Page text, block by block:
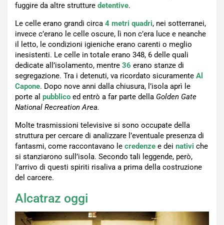
fuggire da altre strutture detentive.
Le celle erano grandi circa 4 metri quadri, nei sotterranei,
invece c’erano le celle oscure, lì non c’era luce e neanche
il letto, le condizioni igieniche erano carenti o meglio
inesistenti. Le celle in totale erano 348, 6 delle quali
dedicate all’isolamento, mentre 36 erano stanze di
segregazione. Tra i detenuti, va ricordato sicuramente Al
Capone. Dopo nove anni dalla chiusura, l’isola aprì le
porte al pubblico ed entrò a far parte della Golden Gate
National Recreation Area.
Molte trasmissioni televisive si sono occupate della
struttura per cercare di analizzare l’eventuale presenza di
fantasmi, come raccontavano le credenze e dei nativi che
si stanziarono sull’isola. Secondo tali leggende, però,
l’arrivo di questi spiriti risaliva a prima della costruzione
del carcere.
Alcatraz oggi